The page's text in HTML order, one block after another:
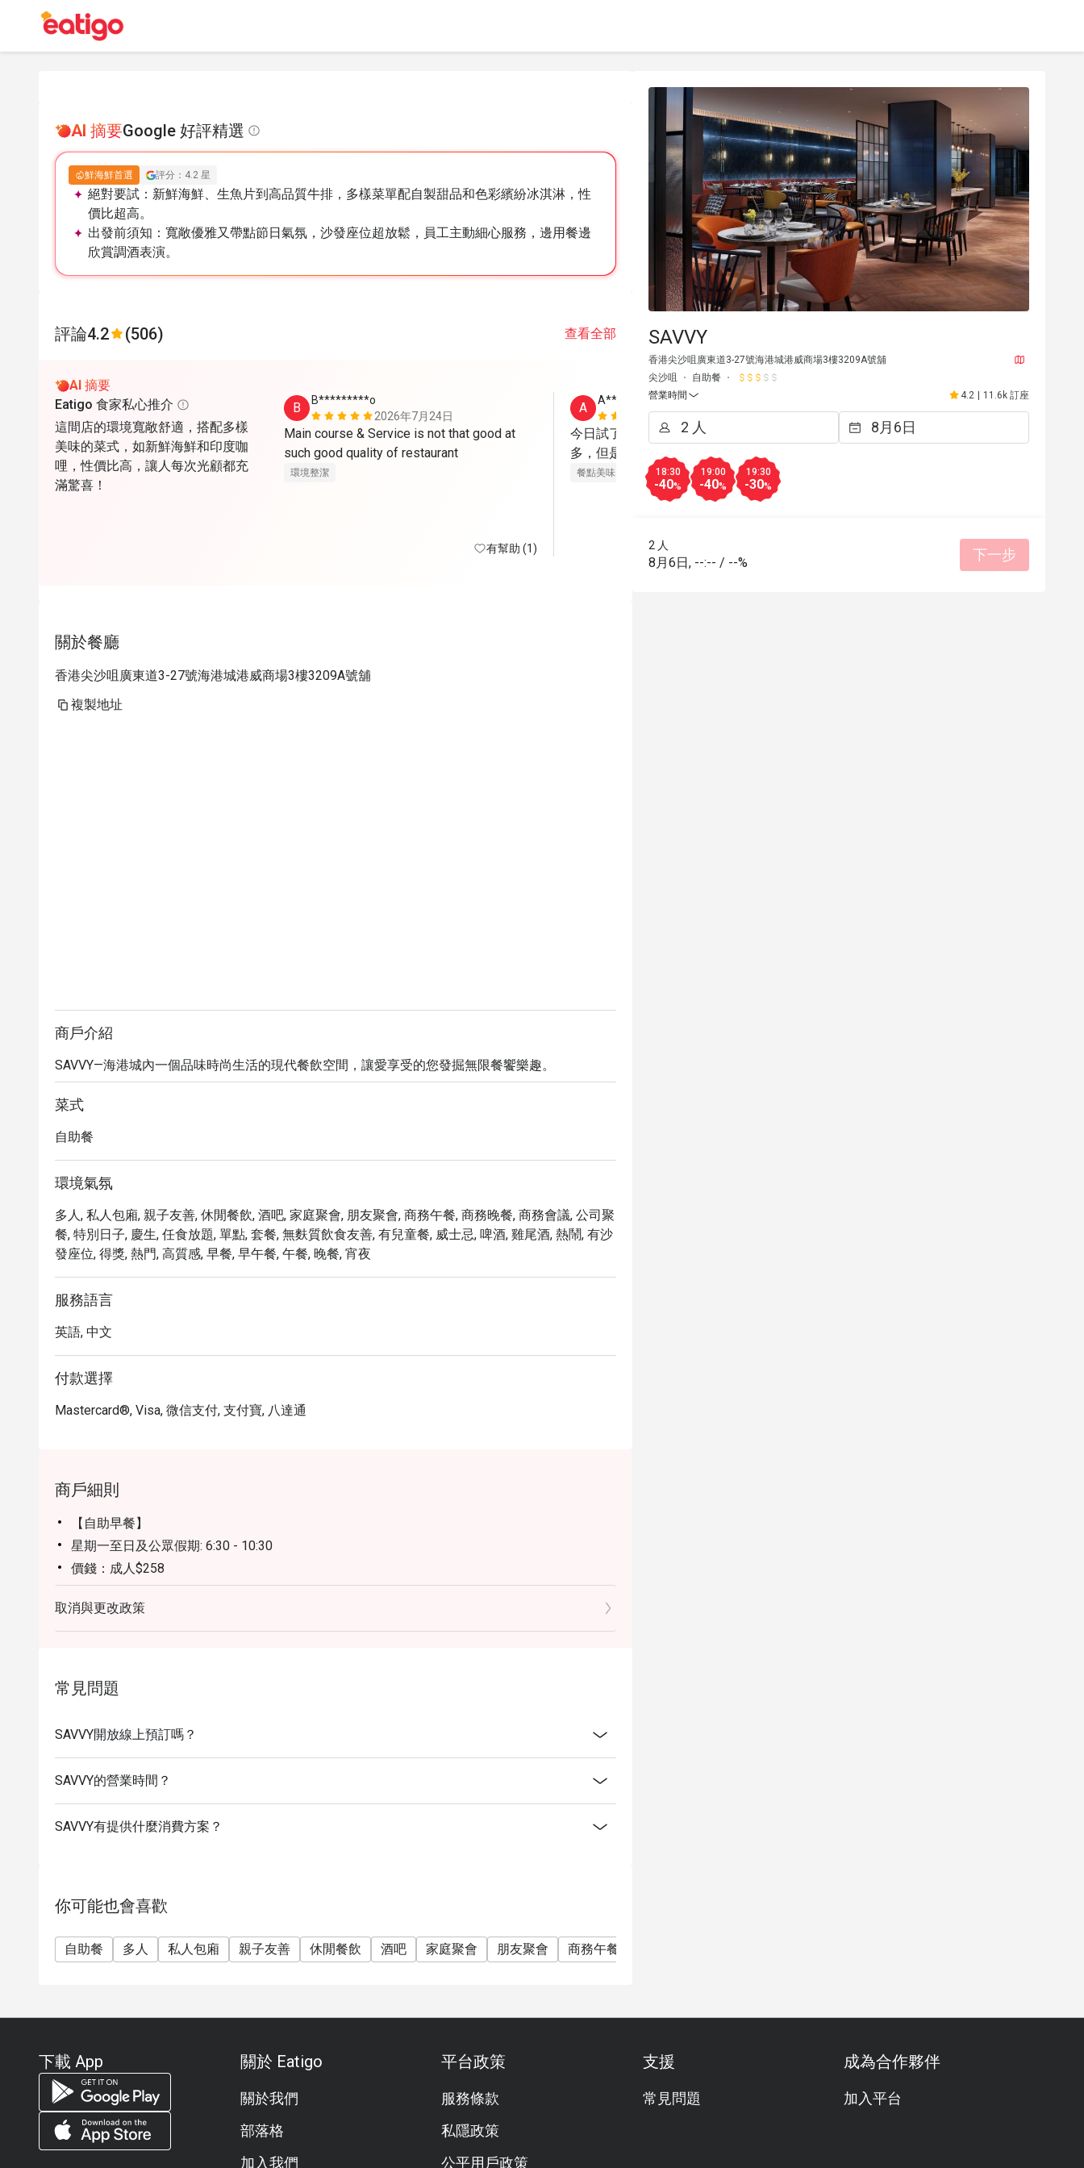
AI 摘要Google 好評精選
鮮海鮮首選 評分：4.2 星
絕對要試： 新鮮海鮮、生魚片到高品質牛排，多樣菜單配自製甜品和色彩繽紛冰淇淋，性
價比超高。
出發前須知： 寬敞優雅又帶點節日氣氛，沙發座位超放鬆，員工主動細心服務，邊用餐邊
欣賞調酒表演。
評論4.2 (506) 查看全部
AI 摘要
Eatigo 食家私心推介
這間店的環境寬敞舒適，搭配多樣
美味的菜式，如新鮮海鮮和印度咖
哩，性價比高，讓人每次光顧都充
滿驚喜！
B
B*********o
2026年7月24日
Main course & Service is not that good at
環境整潔
有幫助 (1)
A
A****a
2026年5月23日
今日試了Brunch，整體都不錯，雖然種類不
多，但是每樣都有水準，下次會再來。
餐點美味 價位合理 環境整潔 適合聚餐
J
2026年5月2日
超級開心嘅生日飯😬到8pm 仲可以參加
關於餐廳
香港尖沙咀廣東道3-27號海港城港威商場3樓3209A號舖
複製地址
商戶介紹
SAVVY—海港城內一個品味時尚生活的現代餐飲空間，讓愛享受的您發掘無限餐饗樂趣。
菜式
自助餐
環境氣氛
多人, 私人包廂, 親子友善, 休閒餐飲, 酒吧, 家庭聚會, 朋友聚會, 商務午餐, 商務晚餐, 商務會議, 公司聚
餐, 特別日子, 慶生, 任食放題, 單點, 套餐, 無麩質飲食友善, 有兒童餐, 威士忌, 啤酒, 雞尾酒, 熱鬧, 有沙
發座位, 得獎, 熱門, 高質感, 早餐, 早午餐, 午餐, 晚餐, 宵夜
服務語言
英語, 中文
付款選擇
Mastercard®, Visa, 微信支付, 支付寶, 八達通
商戶細則
【自助早餐】
星期一至日及公眾假期: 6:30 - 10:30
價錢：成人$258
【半自助午餐】
星期一至五、公眾假期除外： 12:00 - 14:30
價錢：成人$328
星期六、日及公眾假期：11:30 - 15:00
【下午茶時段】
只提供單點食物
星期日至二 ：18:30 - 22:00
價錢：每位 $1288
星期三至六，公眾假期前夕 18:30 - 22:00
**折扣會按照所選時段、日子而定
極尚海陸燒烤自助晚餐
SAVVY奉上火熱燒烤主題自助晚餐，食材珍貴豐盛，廚師以西式燒烤或日式鐵板燒精心炮製各式
美饌，輔以一系列冰鎮海鮮，新鮮豐饒，品味驚喜連場！
適用於星期三至星期六及公眾假期前夕，18:30 - 22:00
星期日至二，晚市只供應 鐵板套餐及單點食物
取消與更改政策
常見問題
SAVVY開放線上預訂嗎？
SAVVY的營業時間？
SAVVY有提供什麼消費方案？
你可能也會喜歡
自助餐 多人 私人包廂 親子友善 休閒餐飲 酒吧 家庭聚會 朋友聚會 商務午餐
SAVVY
香港尖沙咀廣東道3-27號海港城港威商場3樓3209A號舖
尖沙咀
自助餐
營業時間
4.2 | 11.6k 訂座
18:30
-40%
19:00
-40%
19:30
-30%
2 人
8月6日, --:-- / --% 下一步
下載 App 關於 Eatigo
關於我們
部落格
加入我們
平台政策
服務條款
私隱政策
公平用戶政策
支援
常見問題
成為合作夥伴
加入平台